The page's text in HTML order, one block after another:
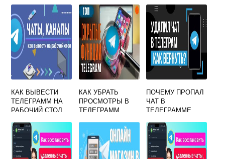
TELEGRAM
КАК ВЫВЕСТИ
ТЕЛЕГРАММ НА
РАБОЧИЙ СТОЛ
КАК УБРАТЬ
ПРОСМОТРЫ В
ТЕЛЕГРАММ
ПОЧЕМУ ПРОПАЛ
ЧАТ В
ТЕЛЕГРАММЕ